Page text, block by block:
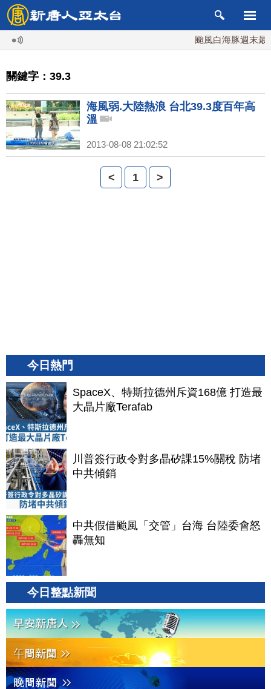
颱風白海豚週末最
關鍵字：39.3
海風弱.大陸熱浪 台北39.3度百年高
溫
2013-08-08 21:02:52
< 1 >
今日熱門
SpaceX、特斯拉德州斥資168億 打造最
大晶片廠Terafab
川普簽行政令對多晶矽課15%關稅 防堵
中共傾銷
中共假借颱風「交管」台海 台陸委會怒
轟無知
今日整點新聞